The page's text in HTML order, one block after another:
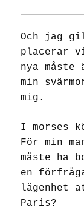
Och jag
placerar
nya
min
mig.
I morses
För min
måste ha
en
lägenhet
Paris?